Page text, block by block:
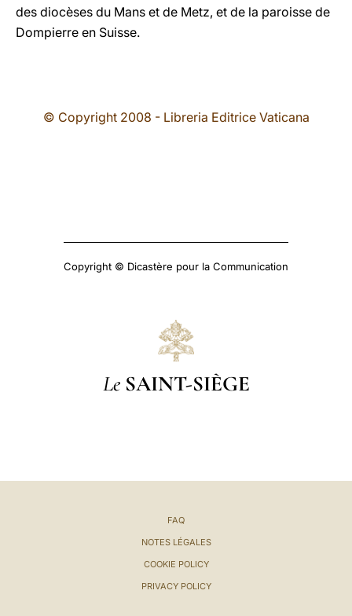
des diocèses du Mans et de Metz, et de la paroisse de
Dompierre en Suisse.
© Copyright 2008 - Libreria Editrice Vaticana
Copyright © Dicastère pour la Communication
Le SAINT-SIÈGE
FAQ
NOTES LÉGALES
COOKIE POLICY
PRIVACY POLICY